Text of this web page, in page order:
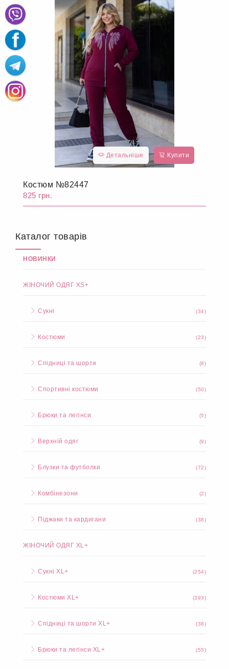
Детальніше Купити
Костюм №82447
825 грн.
Каталог товарів
НОВИНКИ
ЖІНОЧИЙ ОДЯГ XS+
Сукні (34)
Костюми (23)
Спідниці та шорти (8)
Спортивні костюми (50)
Брюки та легінси (5)
Верхній одяг (9)
Блузки та футболки (72)
Комбінезони (2)
Піджаки та кардигани (38)
ЖІНОЧИЙ ОДЯГ XL+
Сукні XL+ (254)
Костюми XL+ (393)
Спідниці та шорти XL+ (38)
Брюки та легінси XL+ (55)